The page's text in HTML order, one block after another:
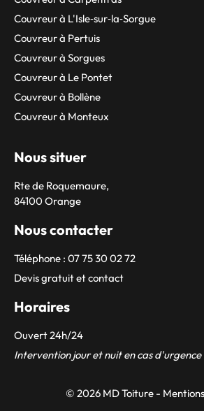
Couvreur à L'Isle‑sur‑la‑Sorgue
Couvreur à Pertuis
Couvreur à Sorgues
Couvreur à Le Pontet
Couvreur à Bollène
Couvreur à Monteux
Nous situer
Rte de Roquemaure,
84100 Orange
Nous contacter
Téléphone : 07 75 30 02 72
Devis gratuit et contact
Horaires
Ouvert 24h/24
Intervention jour et nuit en cas d'urgence
© 2026 MD Toiture -